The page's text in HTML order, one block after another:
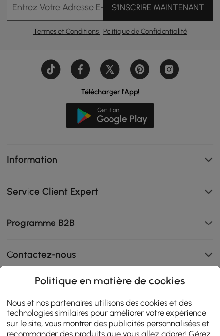
Entrez Votre Adresse E-mailS'INSCRIRE MAINTENANT
Termes et Conditions | Politique de Confidentialité
Télécharger l'App!
Information
Service Client Expert
Programme B2B
Contactez-nous
108K
4.9
star
rating
AVIS CERTIFIÉS
Politique en matière de cookies
Nous et nos partenaires utilisons des cookies et des
technologies similaires pour améliorer votre expérience
sur le site, vous montrer des publicités personnalisées et
recommander des produits que vous allez adorer! Gérez